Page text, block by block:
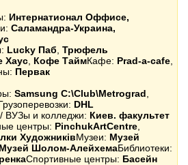
Интернатионал Оффиcе,
Саламандра-Украина,
Lucky Паб Трюфель
Хаус Кофе ТаймКафе: Prad-a-cafe
Первак
Samsung C:\Club\Metrograd
DHL
/ ВУЗы и колледжи: Киев. факультет
центры: PinchukArtCentre
ХудожниківМузеи: Музей
Музей Шолом-АлейхемаБиблиотеки:
Спортивные центры: Басейн